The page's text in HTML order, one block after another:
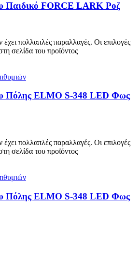
Παιδικό FORCE LARK Ροζ
έχει πολλαπλές παραλλαγές. Οι επιλογές
σελίδα του προϊόντος
Πόλης ELMO S-348 LED Φως
έχει πολλαπλές παραλλαγές. Οι επιλογές
σελίδα του προϊόντος
Πόλης ELMO S-348 LED Φως